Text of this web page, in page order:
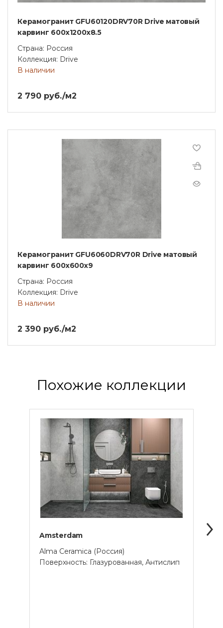
Керамогранит GFU60120DRV70R Drive матовый
карвинг 600x1200x8.5
Страна: Россия
Коллекция: Drive
В наличии
2 790 руб./м2
Керамогранит GFU6060DRV70R Drive матовый
карвинг 600x600x9
Страна: Россия
Коллекция: Drive
В наличии
2 390 руб./м2
Похожие коллекции
Amsterdam
Alma Ceramica (Россия)
Поверхность: Глазурованная, Антислип